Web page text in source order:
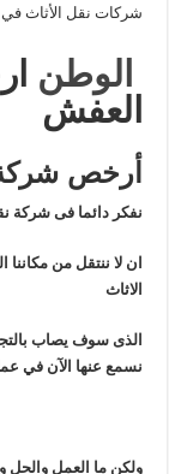
شركات نقل الأثاث في
الوطن
العفش
أرخص
نفكر دائما فى شركة
ان لا ننتقل من
الاثاث
الذى سوف يصاب
نسمع عنها الآن في
ولكن ما العمل والحل